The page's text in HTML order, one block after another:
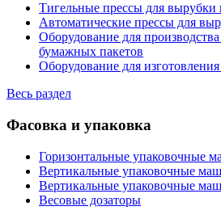
Тигельные прессы для вырубки
Автоматические прессы для
Оборудование для
бумажных пакетов
Оборудование для
Весь раздел
Фасовка и упаковка
Горизонтальные упаковочные
Вертикальные упаковочные
Вертикальные упаковочные
Весовые дозаторы